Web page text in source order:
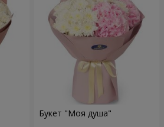
Букет "Моя душа"